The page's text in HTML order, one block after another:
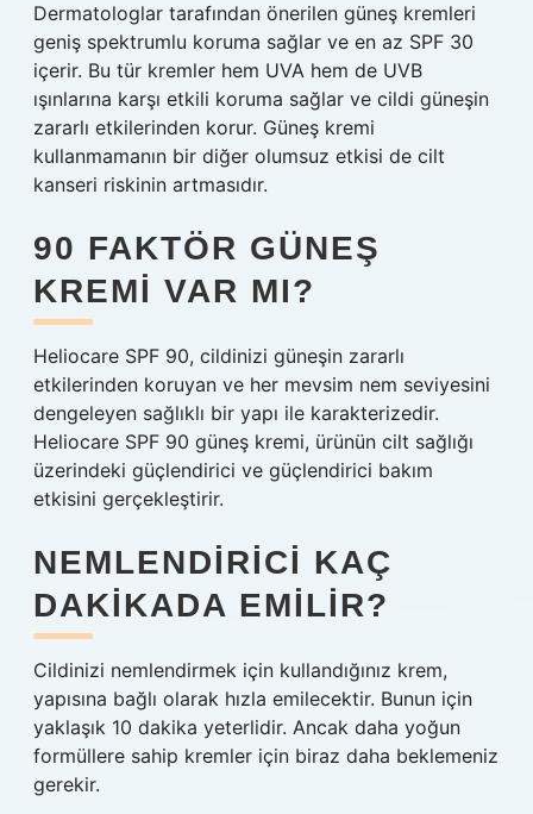
Dermatologlar tarafından önerilen güneş kremleri
geniş spektrumlu koruma sağlar ve en az SPF 30
içerir. Bu tür kremler hem UVA hem de UVB
ışınlarına karşı etkili koruma sağlar ve cildi güneşin
zararlı etkilerinden korur. Güneş kremi
kullanmamanın bir diğer olumsuz etkisi de cilt
kanseri riskinin artmasıdır.
90 FAKTÖR GÜNEŞ
KREMI VAR MI?
Heliocare SPF 90, cildinizi güneşin zararlı
etkilerinden koruyan ve her mevsim nem seviyesini
dengeleyen sağlıklı bir yapı ile karakterizedir.
Heliocare SPF 90 güneş kremi, ürünün cilt sağlığı
üzerindeki güçlendirici ve güçlendirici bakım
etkisini gerçekleştirir.
NEMLENDIRICI KAÇ
DAKIKADA EMILIR?
Cildinizi nemlendirmek için kullandığınız krem,
yapısına bağlı olarak hızla emilecektir. Bunun için
yaklaşık 10 dakika yeterlidir. Ancak daha yoğun
formüllere sahip kremler için biraz daha beklemeniz
gerekir.